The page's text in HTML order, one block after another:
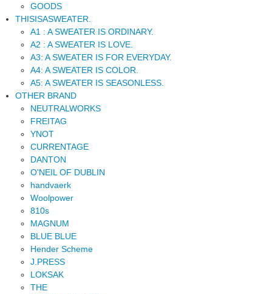
GOODS
THISISASWEATER.
A1 : A SWEATER IS ORDINARY.
A2 : A SWEATER IS LOVE.
A3: A SWEATER IS FOR EVERYDAY.
A4: A SWEATER IS COLOR.
A5: A SWEATER IS SEASONLESS.
OTHER BRAND
NEUTRALWORKS
FREITAG
YNOT
CURRENTAGE
DANTON
O'NEIL OF DUBLIN
handvaerk
Woolpower
810s
MAGNUM
BLUE BLUE
Hender Scheme
J.PRESS
LOKSAK
THE